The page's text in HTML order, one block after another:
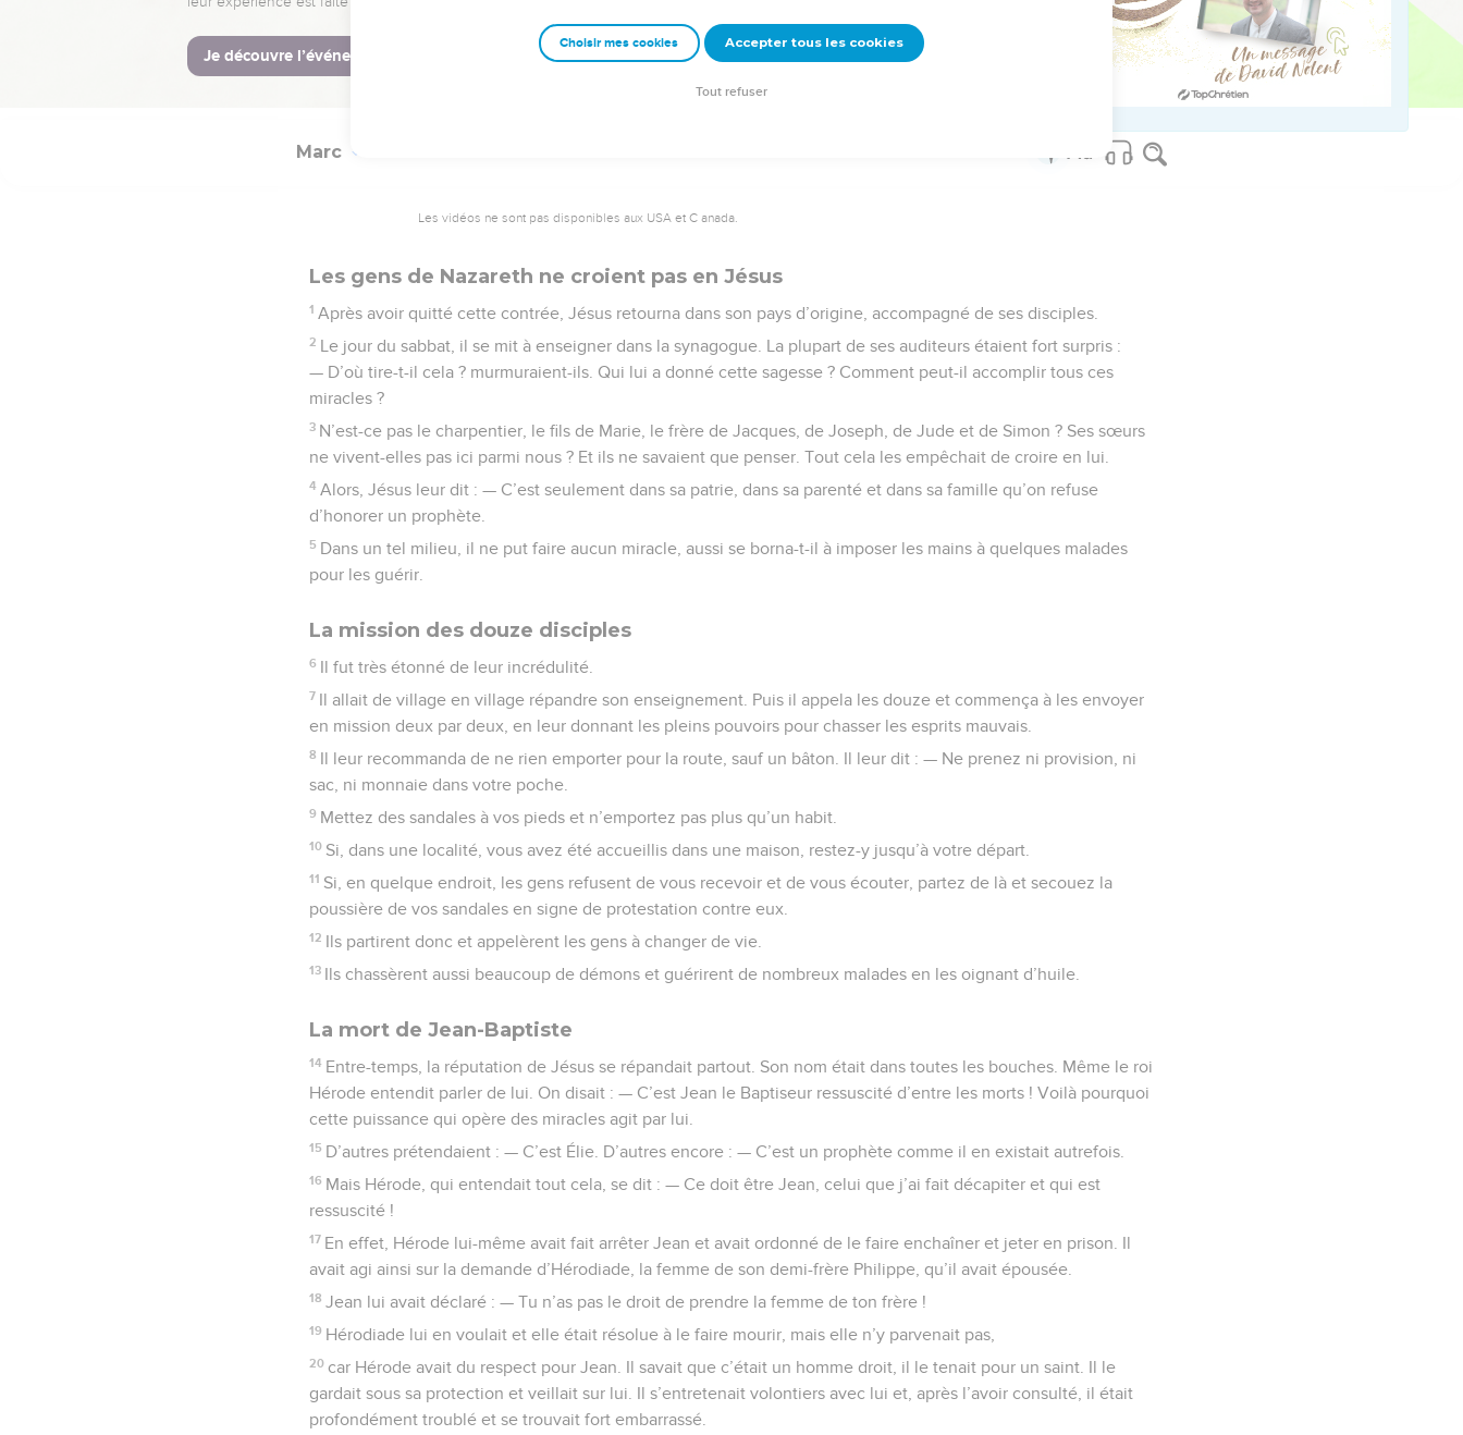
fille.
© 2013 - 2010 BLF Editions
Marc
Les vidéos ne sont pas disponibles aux USA et C anada.
Les gens de Nazareth ne croient pas en Jésus
1 Après avoir quitté cette contrée, Jésus retourna dans son pays d’origine, accompagné de ses disciples.
2 Le jour du sabbat, il se mit à enseigner dans la synagogue. La plupart de ses auditeurs étaient fort surpris :
— D’où tire-t-il cela ? murmuraient-ils. Qui lui a donné cette sagesse ? Comment peut-il accomplir tous ces
miracles ?
3 N’est-ce pas le charpentier, le fils de Marie, le frère de Jacques, de Joseph, de Jude et de Simon ? Ses sœurs
ne vivent-elles pas ici parmi nous ? Et ils ne savaient que penser. Tout cela les empêchait de croire en lui.
4 Alors, Jésus leur dit : — C’est seulement dans sa patrie, dans sa parenté et dans sa famille qu’on refuse
d’honorer un prophète.
5 Dans un tel milieu, il ne put faire aucun miracle, aussi se borna-t-il à imposer les mains à quelques malades
pour les guérir.
La mission des douze disciples
6 Il fut très étonné de leur incrédulité.
7 Il allait de village en village répandre son enseignement. Puis il appela les douze et commença à les envoyer
en mission deux par deux, en leur donnant les pleins pouvoirs pour chasser les esprits mauvais.
8 Il leur recommanda de ne rien emporter pour la route, sauf un bâton. Il leur dit : — Ne prenez ni provision, ni
sac, ni monnaie dans votre poche.
9 Mettez des sandales à vos pieds et n’emportez pas plus qu’un habit.
10 Si, dans une localité, vous avez été accueillis dans une maison, restez-y jusqu’à votre départ.
11 Si, en quelque endroit, les gens refusent de vous recevoir et de vous écouter, partez de là et secouez la
poussière de vos sandales en signe de protestation contre eux.
12 Ils partirent donc et appelèrent les gens à changer de vie.
13 Ils chassèrent aussi beaucoup de démons et guérirent de nombreux malades en les oignant d’huile.
La mort de Jean-Baptiste
14 Entre-temps, la réputation de Jésus se répandait partout. Son nom était dans toutes les bouches. Même le roi
Hérode entendit parler de lui. On disait : — C’est Jean le Baptiseur ressuscité d’entre les morts ! Voilà pourquoi
cette puissance qui opère des miracles agit par lui.
15 D’autres prétendaient : — C’est Élie. D’autres encore : — C’est un prophète comme il en existait autrefois.
16 Mais Hérode, qui entendait tout cela, se dit : — Ce doit être Jean, celui que j’ai fait décapiter et qui est
ressuscité !
17 En effet, Hérode lui-même avait fait arrêter Jean et avait ordonné de le faire enchaîner et jeter en prison. Il
avait agi ainsi sur la demande d’Hérodiade, la femme de son demi-frère Philippe, qu’il avait épousée.
18 Jean lui avait déclaré : — Tu n’as pas le droit de prendre la femme de ton frère !
19 Hérodiade lui en voulait et elle était résolue à le faire mourir, mais elle n’y parvenait pas,
20 car Hérode avait du respect pour Jean. Il savait que c’était un homme droit, il le tenait pour un saint. Il le
gardait sous sa protection et veillait sur lui. Il s’entretenait volontiers avec lui et, après l’avoir consulté, il était
profondément troublé et se trouvait fort embarrassé.
Choisir mes cookies Accepter tous les cookies
Tout refuser